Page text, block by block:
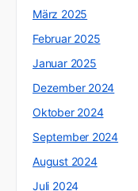
März 2025
Februar 2025
Januar 2025
Dezember 2024
Oktober 2024
September 2024
August 2024
Juli 2024